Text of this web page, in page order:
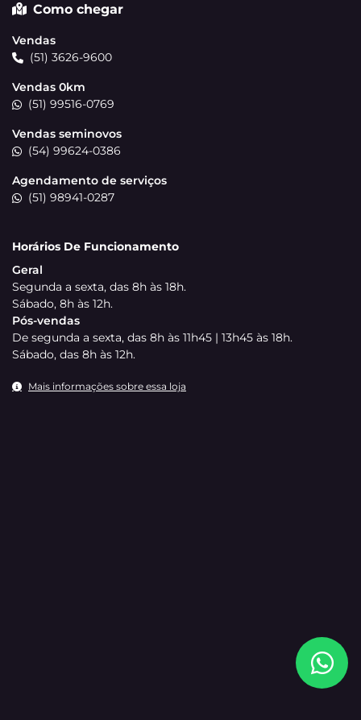
Como chegar
Vendas
(51) 3626-9600
Vendas 0km
(51) 99516-0769
Vendas seminovos
(54) 99624-0386
Agendamento de serviços
(51) 98941-0287
Horários De Funcionamento
Geral
Segunda a sexta, das 8h às 18h.
Sábado, 8h às 12h.
Pós-vendas
De segunda a sexta, das 8h às 11h45 | 13h45 às 18h.
Sábado, das 8h às 12h.
Mais informações sobre essa loja